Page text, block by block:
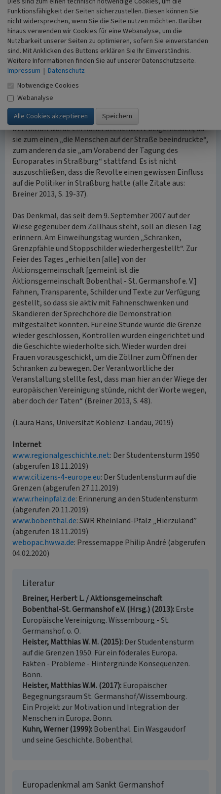
er unter anderem „den Idealismus der anwesenden jungen
Europäer“ lobte. Auch Michel Mouskhély und Marcel Mille
hielten eine Rede. „Am Ende der Veranstaltung sind die
Grenzen ohne Schranken, die Asche der Grenzpfähle
raucht noch, die Scherben der roten Laterne, welche
nachts den Fahrzeugen Halt gebot, liegen obenauf“. So
verließen die Demonstranten den Ort des Geschehens, an
dem wenig später die Grenzverstärkung eintraf.
Das Ereignis war am nächsten Tag weltweit in den
Nachrichten und gewann internationale Aufmerksamkeit.
Der Aktion wurde ein hoher Stellenwert beigemessen, da
sie zum einen „die Menschen auf der Straße beeindruckte“,
zum anderen da sie „am Vorabend der Tagung des
Europarates in Straßburg“ stattfand. Es ist nicht
auszuschließen, dass die Revolte einen gewissen Einfluss
auf die Politiker in Straßburg hatte (alle Zitate aus:
Breiner 2013, S. 19-37).
Das Denkmal, das seit dem 9. September 2007 auf der
Wiese gegenüber dem Zollhaus steht, soll an diesen Tag
erinnern. Am Einweihungstag wurden „Schranken,
Grenzpfähle und Stoppschilder wiederhergestellt“. Zur
Feier des Tages „erhielten [alle] von der
Aktionsgemeinschaft [gemeint ist die
Aktionsgemeinschaft Bobenthal - St. Germanshof e. V.]
Fahnen, Transparente, Schilder und Texte zur Verfügung
gestellt, so dass sie aktiv mit Fahnenschwenken und
Skandieren der Sprechchöre die Demonstration
mitgestaltet konnten. Für eine Stunde wurde die Grenze
wieder geschlossen, Kontrollen wurden eingerichtet und
die Geschichte wiederholte sich. Wieder wurden drei
Frauen vorausgeschickt, um die Zöllner zum Öffnen der
Schranken zu bewegen. Der Verantwortliche der
Veranstaltung stellte fest, dass man hier an der Wiege der
europäischen Vereinigung stünde, nicht der Worte wegen,
aber doch der Taten“ (Breiner 2013, S. 48).
(Laura Hans, Universität Koblenz-Landau, 2019)
Internet
www.regionalgeschichte.net: Der Studentensturm 1950
(abgerufen 18.11.2019)
www.citizens-4-europe.eu: Der Studentensturm auf die
Grenzen (abgerufen 27.11.2019)
www.rheinpfalz.de: Erinnerung an den Studentensturm
(abgerufen 20.11.2019)
www.bobenthal.de: SWR Rheinland-Pfalz „Hierzuland”
(abgerufen 18.11.2019)
webopac.hwwa.de: Pressemappe Philip André (abgerufen
04.02.2020)
Literatur
Breiner, Herbert L. / Aktionsgemeinschaft
Bobenthal-St. Germanshof e.V. (Hrsg.) (2013) Erste
Europäische Vereinigung. Wissembourg - St.
Germanshof. o. O.
Heister, Matthias W. M. (2015) Der Studentensturm
auf die Grenzen 1950. Für ein föderales Europa.
Fakten - Probleme - Hintergründe Konsequenzen.
Bonn.
Heister, Matthias W.M. (2017) Europäischer
Begegnungsraum St. Germanshof/Wissembourg.
Ein Projekt zur Motivation und Integration der
Menschen in Europa. Bonn.
Kuhn, Werner (1999) Bobenthal. Ein Wasgaudorf
und seine Geschichte. Bobenthal.
Europadenkmal am Sankt Germanshof
Funktionsfähigkeit der Seiten sicherzustellen. Diesen können Sie
nicht widersprechen, wenn Sie die Seite nutzen möchten. Darüber
hinaus verwenden wir Cookies für eine Webanalyse, um die
Nutzbarkeit unserer Seiten zu optimieren, sofern Sie einverstanden
sind. Mit Anklicken des Buttons erklären Sie Ihr Einverständnis.
Weitere Informationen finden Sie auf unserer Datenschutzseite.
Impressum | Datenschutz
Notwendige Cookies
Webanalyse